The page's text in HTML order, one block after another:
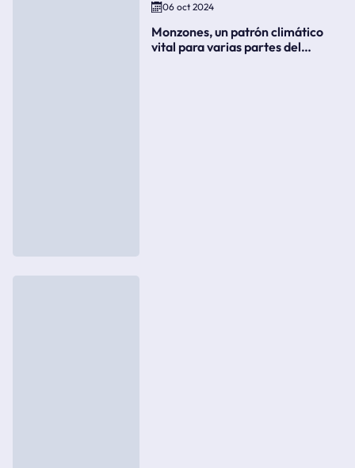
06 oct 2024
Monzones, un patrón climático
vital para varias partes del